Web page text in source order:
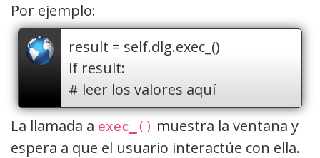
Por ejemplo:
result = self.dlg.exec_()
if result:
# leer los valores aquí
La llamada a exec_() muestra la ventana y
espera a que el usuario interactúe con ella.